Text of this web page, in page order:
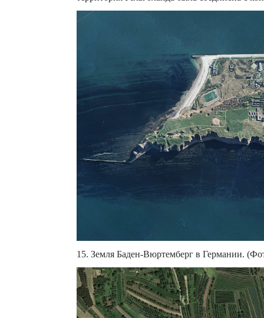
15. Земля Баден-Вюртемберг в Германии.